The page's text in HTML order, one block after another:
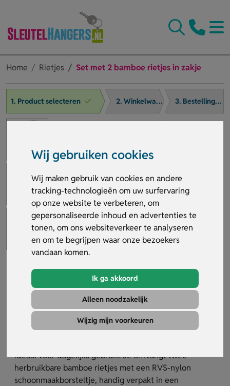
Wij gebruiken cookies
Wij maken gebruik van cookies en andere
tracking-technologieën om uw surfervaring
op onze website te verbeteren, om
gepersonaliseerde inhoud en advertenties te
tonen, om ons websiteverkeer te analyseren
en om te begrijpen waar onze bezoekers
vandaan komen.
Ik ga akkoord
Alleen noodzakelijk
Wijzig mijn voorkeuren
Home Rietjes Set met 2 bamboe rietjes in zakje
1. Product selecteren 2. Winkelwagen 3. Bestelling afronden
Set met 2 bamboe rietjes in zakje
Artikelnummer:
De set met 2 bamboe rietjes in zakje is een
ideaal voor dagelijks gebruik. Je ontvangt twee
herbruikbare bamboe rietjes met een RVS-nylon
schoonmaakborsteltje, handig verpakt in een